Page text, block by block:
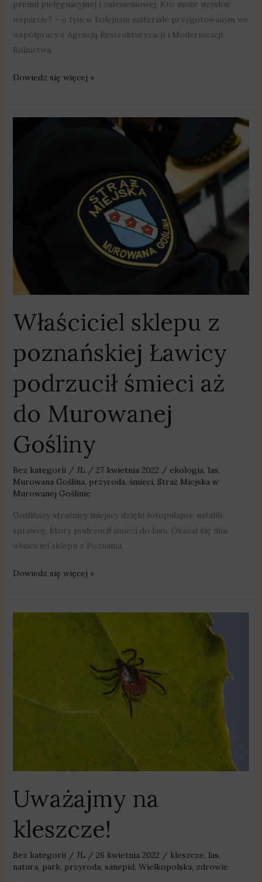
premii pielęgnacyjnej i zalesieniowej. Kto może uzyskać
wsparcie? – o tym w kolejnym materiale przygotowanym we
współpracy z Agencją Restrukturyzacji i Modernizacji
Rolnictwa.
Dowiedz się więcej »
Właściciel sklepu z
poznańskiej Ławicy
podrzucił śmieci aż
do Murowanej
Gośliny
Bez kategorii/ JL / 27 kwietnia 2022 / ekologia, las,
Murowana Goślina, przyroda, śmieci, Straż Miejska w
Murowanej Goślinie
Goślińscy strażnicy miejscy dzięki fotopułapce ustalili
sprawcę, który podrzucił śmieci do lasu. Okazał się nim
właściciel sklepu z Poznania.
Murowanej
Gośliny
Dowiedz się więcej »
Uważajmy na
kleszcze!
Bez kategorii / JL / 26 kwietnia 2022 / kleszcze las
natura park, przyroda sanepid Wielkopolska zdrowie